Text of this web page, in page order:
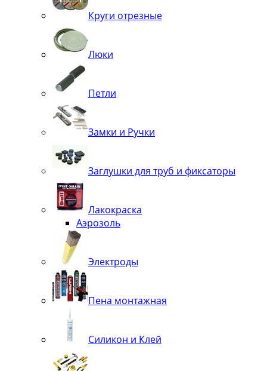
Круги отрезные
Люки
Петли
Замки и Ручки
Заглушки для труб и фиксаторы
Лакокраска
Аэрозоль
Электроды
Пена монтажная
Силикон и Клей